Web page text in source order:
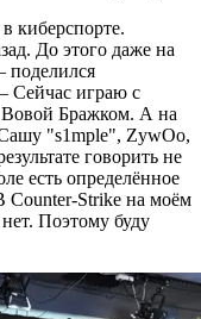
киберспорте.
До этого даже на
поделился
Сейчас играю с
Бражком. А на
"s1mple", ZywOo,
говорить не
есть определённое
Counter-Strike на моём
Поэтому буду